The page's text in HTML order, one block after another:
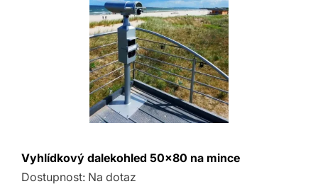
Vyhlídkový dalekohled 50x80 na mince
Dostupnost: Na dotaz